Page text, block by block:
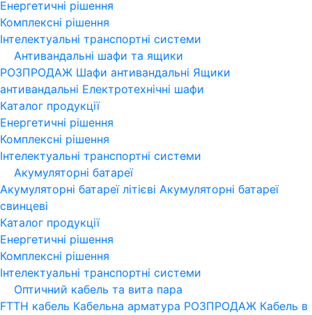
Енергетичні рішення
Комплексні рішення
Інтелектуальні транспортні системи
Антивандальні шафи та ящики
РОЗПРОДАЖ Шафи антивандальні Ящики
антивандальні Електротехнічні шафи
Каталог продукції
Енергетичні рішення
Комплексні рішення
Інтелектуальні транспортні системи
Акумуляторні батареї
Акумуляторні батареї літієві Акумуляторні батареї
свинцеві
Каталог продукції
Енергетичні рішення
Комплексні рішення
Інтелектуальні транспортні системи
Оптичний кабель та вита пара
FTTH кабель Кабельна арматура РОЗПРОДАЖ Кабель в